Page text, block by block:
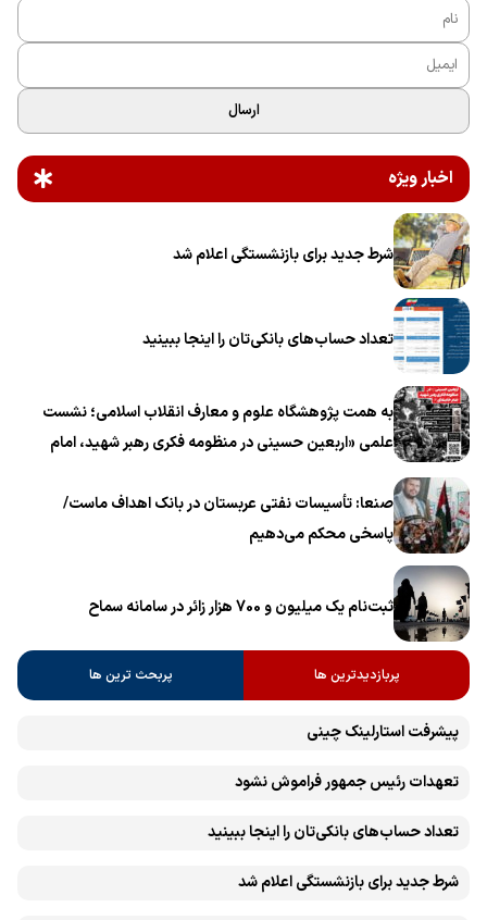
ارسال
اخبار ویژه
شرط جدید برای بازنشستگی اعلام شد
تعداد حساب‌های بانکی‌تان را اینجا ببینید
به همت پژوهشگاه علوم و معارف انقلاب اسلامی؛ نشست
علمی «اربعین حسینی در منظومه فکری رهبر شهید، امام
صنعا: تأسیسات نفتی عربستان در بانک اهداف ماست/
پاسخی محکم می‌دهیم
ثبت‌نام یک میلیون و 700 هزار زائر در سامانه سماح ‌
پربازدیدترین ها پربحث ترین ها
پیشرفت ‏استارلینک چینی
تعهدات رئیس جمهور فراموش نشود
تعداد حساب‌های بانکی‌تان را اینجا ببینید
شرط جدید برای بازنشستگی اعلام شد